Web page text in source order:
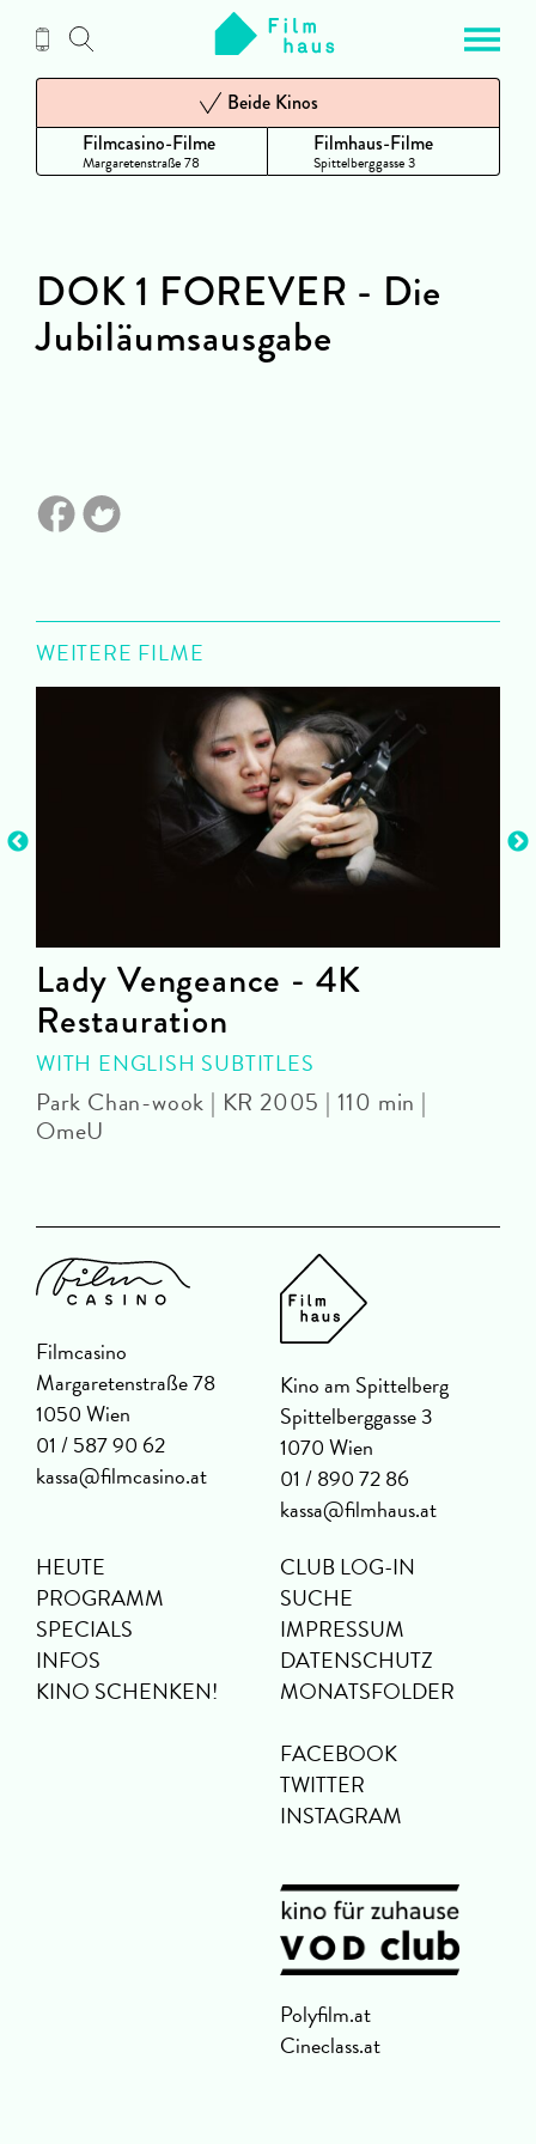
Inhalt
Filmcasino-Filme
Margaretenstraße 78
Beide Kinos
Filmhaus-Filme
Spittelberggasse 3
DOK 1 FOREVER - Die
Jubiläumsausgabe
WEITERE FILME
Lady Vengeance - 4K
Restauration
WITH ENGLISH SUBTITLES
Park Chan-wook | KR 2005 | 110 min |
OmeU
Filmcasino
Margaretenstraße 78
1050 Wien
01 / 587 90 62
kassa@filmcasino.at
Kino am Spittelberg
Spittelberggasse 3
1070 Wien
01 / 890 72 86
kassa@filmhaus.at
HEUTE
PROGRAMM
SPECIALS
INFOS
KINO SCHENKEN!
CLUB LOG-IN
SUCHE
IMPRESSUM
DATENSCHUTZ
MONATSFOLDER
FACEBOOK
TWITTER
INSTAGRAM
Polyfilm.at
Cineclass.at